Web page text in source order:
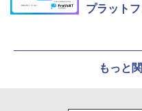
プラット
もっと